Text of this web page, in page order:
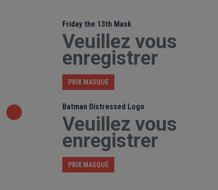
Friday the 13th Mask
Veuillez vous
enregistrer
PRIX MASQUÉ
Batman Distressed Logo
Veuillez vous
enregistrer
PRIX MASQUÉ